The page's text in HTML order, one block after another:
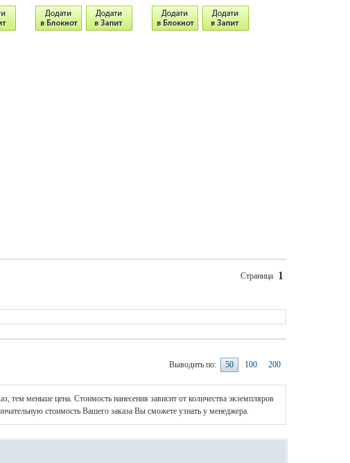
1
Страница
Выводить по: 50 100 200
тем меньше цена. Стоимость нанесения зависит от количества экземпляров
стоимость Вашего заказа Вы сможете узнать у менеджера.